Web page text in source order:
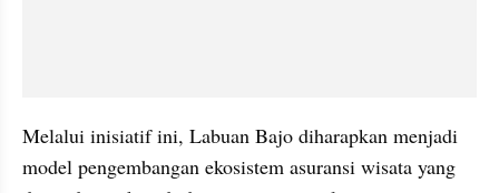
Melalui inisiatif ini, Labuan Bajo diharapkan menjadi
model pengembangan ekosistem asuransi wisata yang